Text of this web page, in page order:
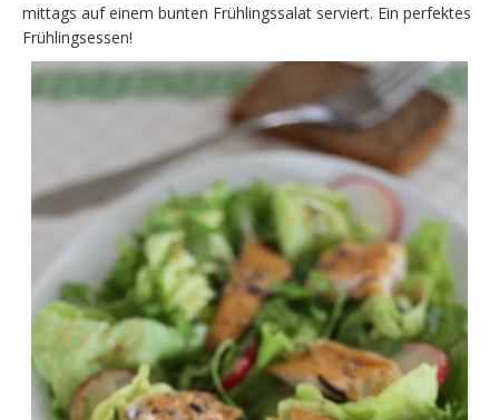
mittags auf einem bunten Frühlingssalat serviert. Ein perfektes
Frühlingsessen!